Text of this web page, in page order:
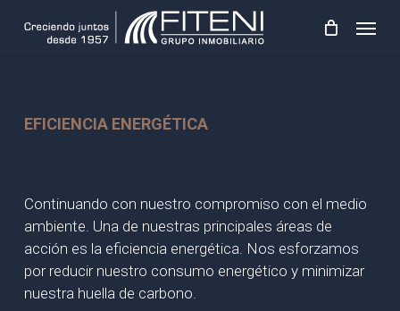
EFICIENCIA ENERGÉTICA
Continuando con nuestro compromiso con el medio
ambiente. Una de nuestras principales áreas de
acción es la eficiencia energética. Nos esforzamos
por reducir nuestro consumo energético y minimizar
nuestra huella de carbono.